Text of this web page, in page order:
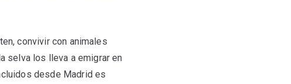
convivir con animales
selva los lleva a emigrar en
desde Madrid es